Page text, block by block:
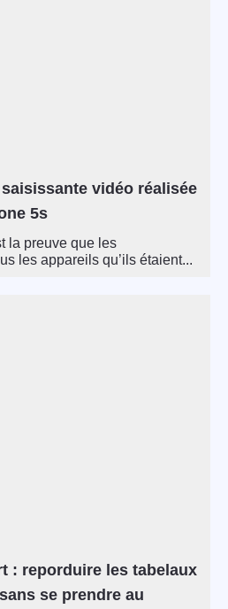
vidéo réalisée
5s
la preuve que les
les appareils qu’ils étaient...
: reporduire les tabelaux
se prendre au